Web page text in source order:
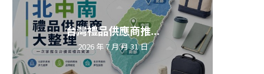
台灣禮品供應商推...
2026 年 7 月 月 31 日